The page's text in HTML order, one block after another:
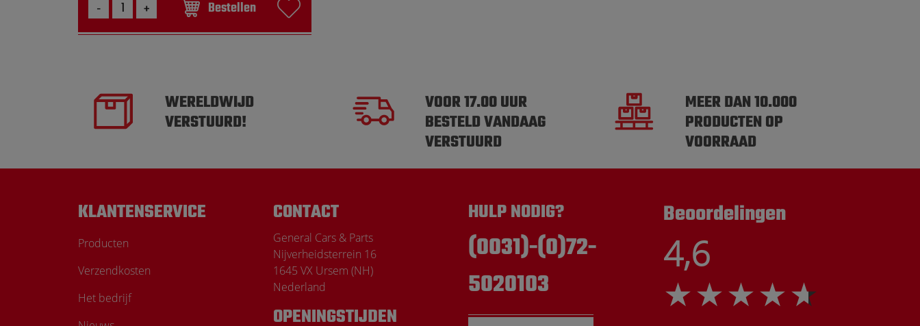
Bestellen
WERELDWIJD
VERSTUURD!
VOOR 17.00 UUR
BESTELD VANDAAG
VERSTUURD
MEER DAN 10.000
PRODUCTEN OP
VOORRAAD
KLANTENSERVICE
Producten
Verzendkosten
Het bedrijf
CONTACT
General Cars & Parts
Nijverheidsterrein 16
1645 VX Ursem (NH)
Nederland
OPENINGSTIJDEN
HULP NODIG?
(0031)-(0)72-
5020103
Beoordelingen
4,6